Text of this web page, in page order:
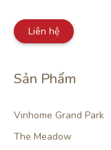
Liên hệ
Sản Phẩm
Vinhome Grand Park
The Meadow